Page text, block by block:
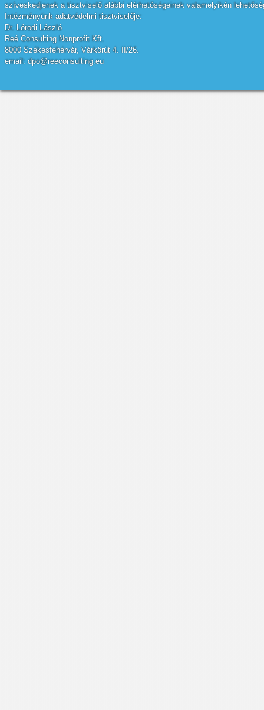
szíveskedjenek a tisztviselő alábbi elérhetőségeinek valamelyikén
Intézményünk adatvédelmi tisztviselője:
Dr. Lórodi László
Reé Consulting Nonprofit Kft.
8000 Székesfehérvár, Várkörút 4. II/26.
email: dpo@reeconsulting.eu